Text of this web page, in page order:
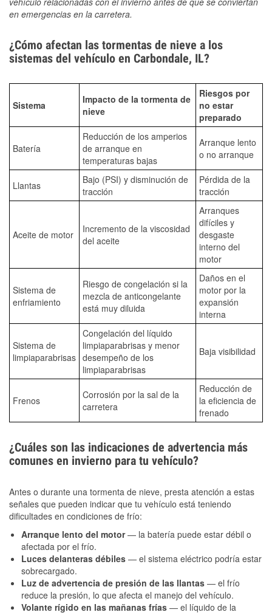
en emergencias en la carretera.
¿Cómo afectan las tormentas de nieve a los
sistemas del vehículo en Carbondale, IL?
Sistema
Impacto de la tormenta de
nieve
Riesgos por
no estar
preparado
Batería
Reducción de los amperios
de arranque en
temperaturas bajas
Arranque lento
o no arranque
Llantas
Bajo (PSI) y disminución de
tracción
Pérdida de la
tracción
Aceite de motor
Incremento de la viscosidad
del aceite
Arranques
difíciles y
desgaste
interno del
motor
Sistema de
enfriamiento
Riesgo de congelación si la
mezcla de anticongelante
está muy diluida
Daños en el
motor por la
expansión
interna
Sistema de
limpiaparabrisas
Congelación del líquido
limpiaparabrisas y menor
desempeño de los
limpiaparabrisas
Baja visibilidad
Frenos
Corrosión por la sal de la
carretera
Reducción de
la eficiencia de
frenado
¿Cuáles son las indicaciones de advertencia más
comunes en invierno para tu vehículo?
Antes o durante una tormenta de nieve, presta atención a estas
señales que pueden indicar que tu vehículo está teniendo
dificultades en condiciones de frío:
Arranque lento del motor— la batería puede estar débil o
afectada por el frío.
Luces delanteras débiles — el sistema eléctrico podría estar
sobrecargado.
Luz de advertencia de presión de las llantas — el frío
reduce la presión, lo que afecta el manejo del vehículo.
Volante rígido en las mañanas frías — el líquido de la